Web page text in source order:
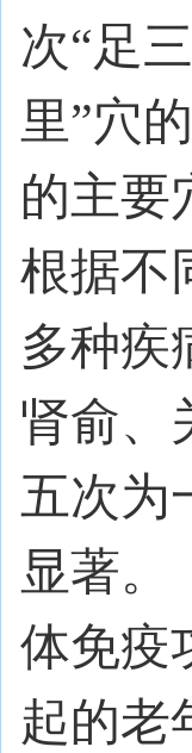
次“足
里”穴
的主要
根据不
多种
肾俞、
五次为
显著
体免疫
起的